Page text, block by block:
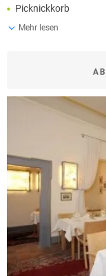
Picknickkorb
Mehr lesen
AB